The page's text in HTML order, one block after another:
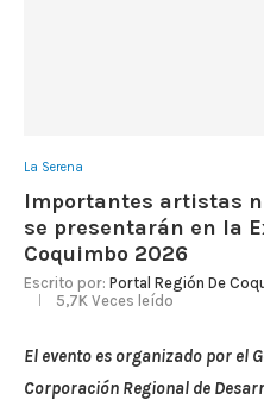
La Serena
Importantes artistas
se presentarán en la
Coquimbo 2026
Escrito por: Portal Región De
5,7K Veces leído
El evento es organizado por el
Corporación Regional de